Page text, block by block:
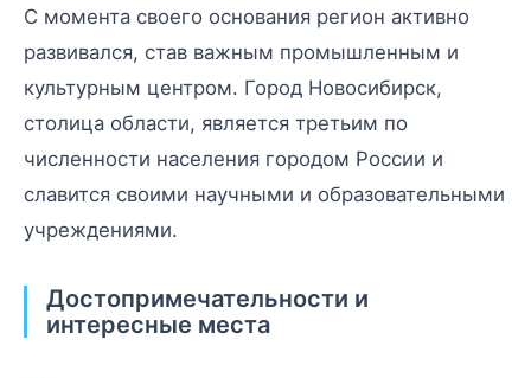
С момента своего основания регион активно
развивался, став важным промышленным и
культурным центром. Город Новосибирск,
столица области, является третьим по
численности населения городом России и
славится своими научными и образовательными
учреждениями.
Достопримечательности и
интересные места